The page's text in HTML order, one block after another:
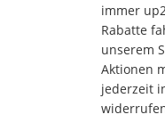
immer
Rabatte
unserem
Aktionen
jederzeit